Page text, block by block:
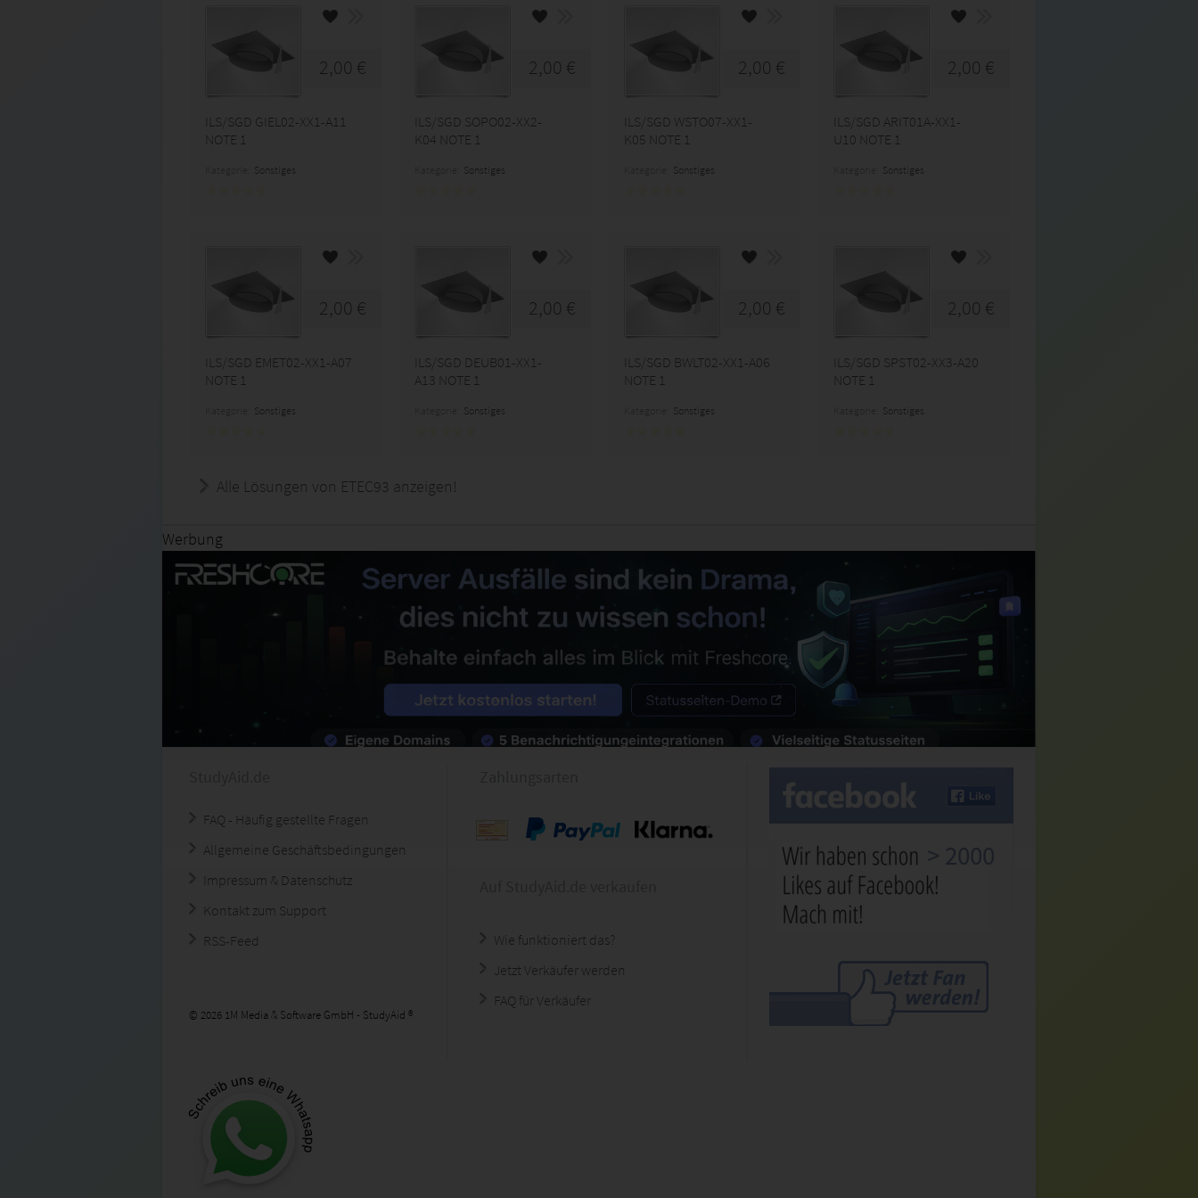
2,00 €
ILS/SGD GIEL02-XX1-A11
NOTE 1
Sonstiges
2,00 €
ILS/SGD SOPO02-XX2-
K04 NOTE 1
Sonstiges
2,00 €
ILS/SGD WSTO07-XX1-
K05 NOTE 1
Sonstiges
2,00 €
ILS/SGD ARIT01A-XX1-
U10 NOTE 1
Sonstiges
2,00 €
ILS/SGD EMET02-XX1-A07
NOTE 1
Sonstiges
2,00 €
ILS/SGD DEUB01-XX1-
A13 NOTE 1
Sonstiges
2,00 €
ILS/SGD BWLT02-XX1-A06
NOTE 1
Sonstiges
2,00 €
ILS/SGD SPST02-XX3-A20
NOTE 1
Sonstiges
Alle Lösungen von ETEC93 anzeigen!
Werbung
FAQ - Häufig gestellte Fragen
Allgemeine Geschäftsbedingungen
Impressum & Datenschutz
Kontakt zum Support
RSS-Feed
© 2026 1M Media & Software GmbH - StudyAid ®
Wie funktioniert das?
Jetzt Verkäufer werden
FAQ für Verkäufer
> 2000